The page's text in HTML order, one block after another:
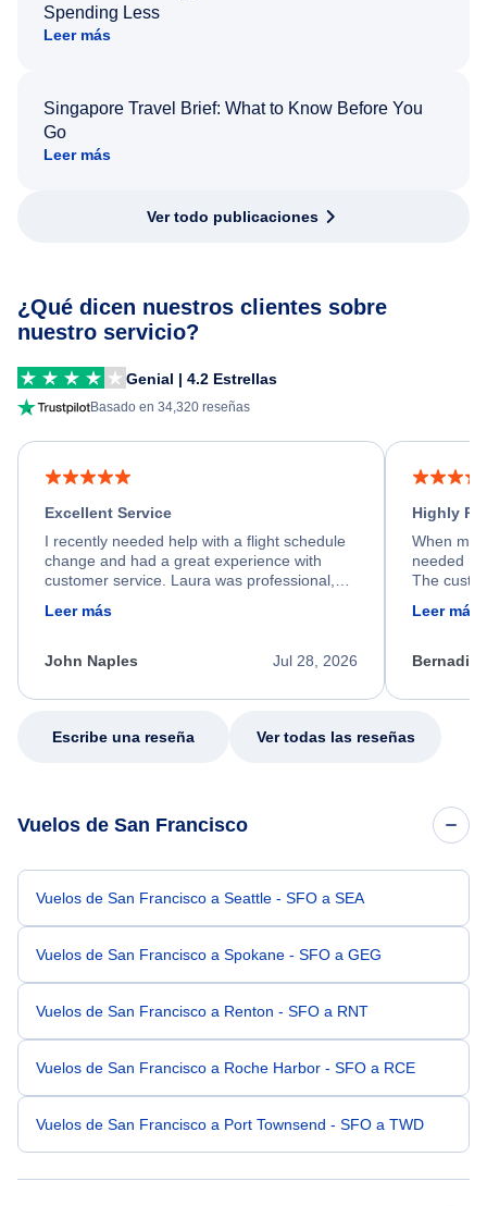
Spending Less
Leer más
Singapore Travel Brief: What to Know Before You
Go
Leer más
Ver todo publicaciones
¿Qué dicen nuestros clientes sobre
nuestro servicio?
Genial | 4.2 Estrellas
Basado en 34,320 reseñas
Excellent Service
I recently needed help with a flight schedule
change and had a great experience with
customer service. Laura was professional,
friendly, and very helpful throughout the
process. She quickly found a solution and
appreciate her excellent service.
Leer más
Jul 28, 2026
John Naples
Highly
When my
needed
The
calm,
my issue.
Leer más
Escribe una reseña Ver todas las reseñas
Vuelos de San Francisco
Vuelos de San Francisco a Seattle - SFO a SEA
Vuelos de San Francisco a Spokane - SFO a GEG
Vuelos de San Francisco a Renton - SFO a RNT
Vuelos de San Francisco a Roche Harbor - SFO a RCE
Vuelos de San Francisco a Port Townsend - SFO a TWD